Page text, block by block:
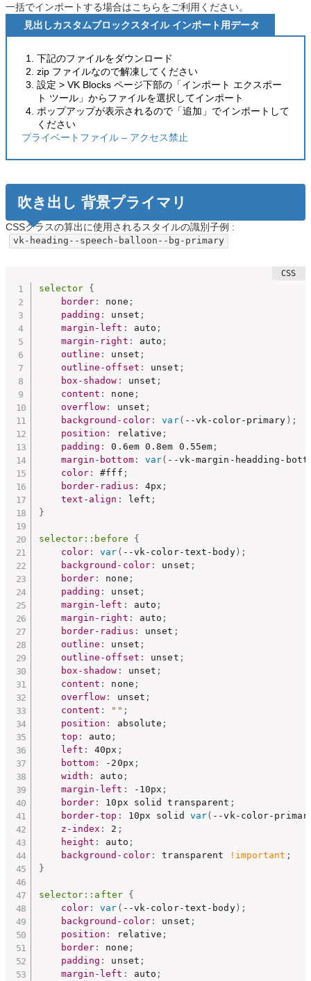
一括でインポートする場合はこちらをご利用ください。
見出しカスタムブロックスタイル インポート用データ
下記のファイルをダウンロード
zip ファイルなので解凍してください
設定 > VK Blocks ページ下部の「インポート エクスポー
ト ツール」からファイルを選択してインポート
ポップアップが表示されるので「追加」でインポートして
ください
プライベートファイル – アクセス禁止
吹き出し 背景プライマリ
CSSクラスの算出に使用されるスタイルの識別子例 :
vk-heading--speech-balloon--bg-primary
selector {
border : none ;
padding : unset ;
margin-left : auto ;
margin-right : auto ;
outline : unset ;
outline-offset : unset ;
box-shadow : unset ;
content : none ;
overflow : unset ;
background-color : var( --vk-color-primary ) ;
position : relative ;
padding : 0.6em 0.8em 0.55em ;
margin-bottom: var( --vk-margin-headding-
color : #fff ;
border-radius : 4px ;
text-align : left ;
}
selector::before
{
color : var ( --vk-color-text-body) ;
background-color : unset ;
border : none ;
padding : unset ;
margin-left : auto ;
margin-right : auto ;
border-radius : unset ;
outline : unset ;
outline-offset : unset ;
box-shadow : unset ;
content : none ;
overflow : unset ;
content : "" ;
position : absolute ;
top : auto ;
left : 40px ;
bottom : -20px ;
width : auto ;
margin-left : -10px ;
border : 10px solid transparent ;
border-top : 10px solid var( --vk-color-
z-index : 2 ;
height : auto ;
background-color : transparent !important ;
}
selector::after {
color : var ( --vk-color-text-body) ;
background-color : unset ;
position : relative ;
border : none ;
padding : unset ;
margin-left : auto ;